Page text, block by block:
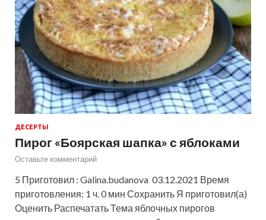
ДЕСЕРТЫ
Пирог «Боярская шапка» с яблоками
Оставьте комментарий
5 Приготовил : Galina.budanova 03.12.2021 Время
приготовления: 1 ч. 0 мин Сохранить Я приготовил(а)
Оценить Распечатать Тема яблочных пирогов